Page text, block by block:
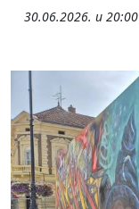
30.06.2026. u 20:00